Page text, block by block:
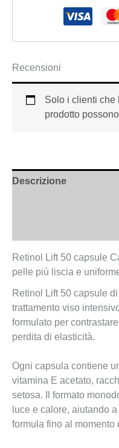
Recensioni
Solo i clienti che
prodotto
Descrizione
Retinol Lift 50 capsule
pelle più liscia e
Retinol Lift 50 capsule
trattamento viso
formulato per
perdita di elasticità.
Ogni capsula contiene
vitamina E acetato,
setosa. Il formato
luce e calore, aiutando
formula fino al momento